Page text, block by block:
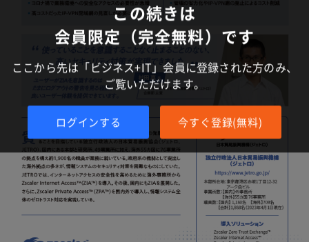
この続きは
会員限定（完全無料）です
ここから先は「ビジネス+IT」会員に登録された方のみ、
ご覧いただけます。
ログインする 今すぐ登録(無料)